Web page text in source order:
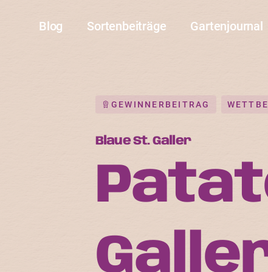
Blog Sortenbeiträge Gartenjournal
GEWINNERBEITRAG
Blaue St. Galler